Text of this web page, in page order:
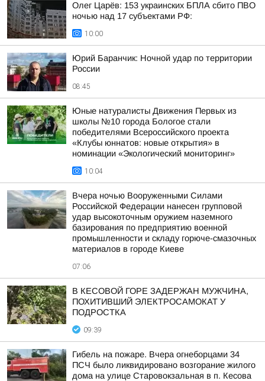
Олег Царёв: 153 украинских БПЛА сбито ПВО
ночью над 17 субъектами РФ:
10:00
Юрий Баранчик: Ночной удар по территории
России
08:45
Юные натуралисты Движения Первых из
школы №10 города Бологое стали
победителями Всероссийского проекта
«Клубы юннатов: новые открытия» в
номинации «Экологический мониторинг»
10:04
Вчера ночью Вооруженными Силами
Российской Федерации нанесен групповой
удар высокоточным оружием наземного
базирования по предприятию военной
промышленности и складу горюче-смазочных
материалов в городе Киеве
07:06
В КЕСОВОЙ ГОРЕ ЗАДЕРЖАН МУЖЧИНА,
ПОХИТИВШИЙ ЭЛЕКТРОСАМОКАТ У
ПОДРОСТКА
09:39
Гибель на пожаре. Вчера огнеборцами 34
ПСЧ было ликвидировано возгорание жилого
дома на улице Старовокзальная в п. Кесова